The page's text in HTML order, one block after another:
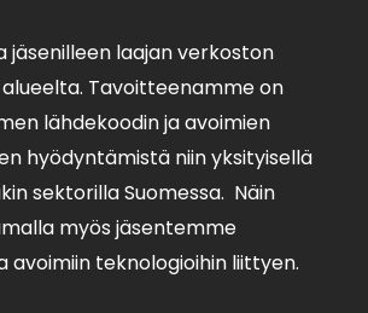
jäsenilleen laajan verkoston
Tavoitteenamme on
lähdekoodin ja avoimien
hyödyntämistä niin yksityisellä
sektorilla Suomessa. Näin
myös jäsentemme
avoimiin teknologioihin liittyen.